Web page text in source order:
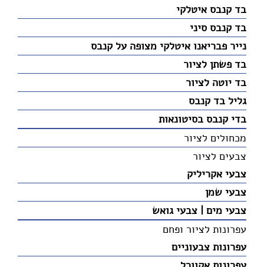
בד קנבס איטלקי
בד קנבס סיני
נייר פבריאנו איטלקי מצופה על קנבס
בד פשתן לציור
בד יוטה לציור
גליל בד קנבס
בדי קנבס בסיטונאות
מכחולים לציור
צבעים לציור
צבעי אקריליק
צבעי שמן
צבעי מים | צבעי גואש
עפרונות לציור ופחם
עפרונות צבעוניים